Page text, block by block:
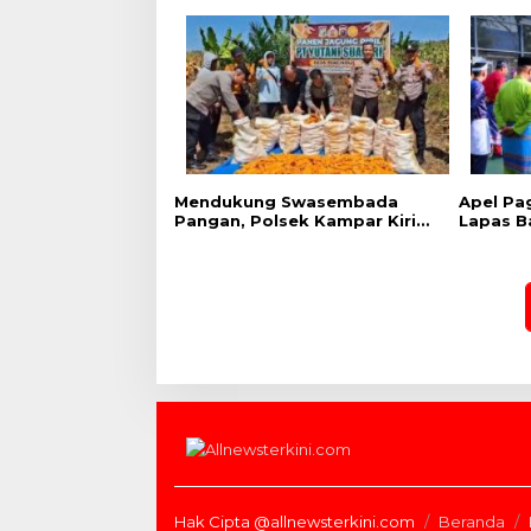
Mendukung Swasembada
Pangan, Polsek Kampar Kiri
Apel
Lapas
Hak Cipta @allnewsterkini.com Beranda